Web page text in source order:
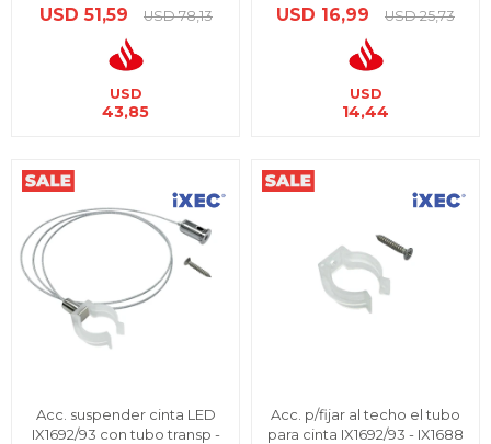
USD 51,59 USD 78,13
USD
43,85
USD 16,99 USD 25,73
USD
14,44
Acc. suspender cinta LED
IX1692/93 con tubo transp -
Acc. p/fijar al techo el tubo
para cinta IX1692/93 - IX1688